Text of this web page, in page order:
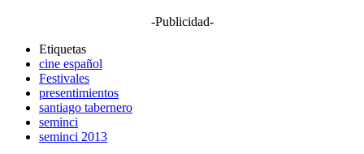
-Publicidad-
Etiquetas
cine español
Festivales
presentimientos
santiago tabernero
seminci
seminci 2013